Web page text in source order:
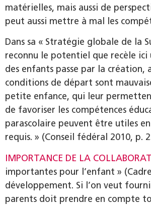
matérielles, mais aussi de
peut aussi mettre à mal les
Dans sa « Stratégie globale de la
reconnu le potentiel que recèle
des enfants passe par la création,
conditions de départ sont
petite enfance, qui leur
de favoriser les compétences
parascolaire peuvent être utiles
requis. » (Conseil fédéral 2010, p.
IMPORTANCE DE LA
importantes pour l’enfant »
développement. Si l’on veut
parents doit prendre en compte